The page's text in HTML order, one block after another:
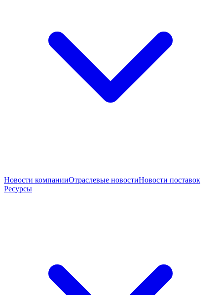
Новости компанииОтраслевые новостиНовости поставок
Ресурсы